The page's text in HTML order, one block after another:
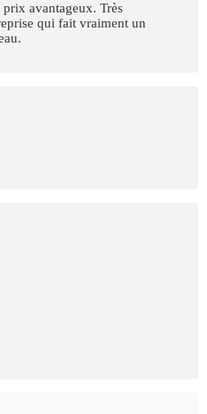
avantageux. Très
qui fait vraiment un